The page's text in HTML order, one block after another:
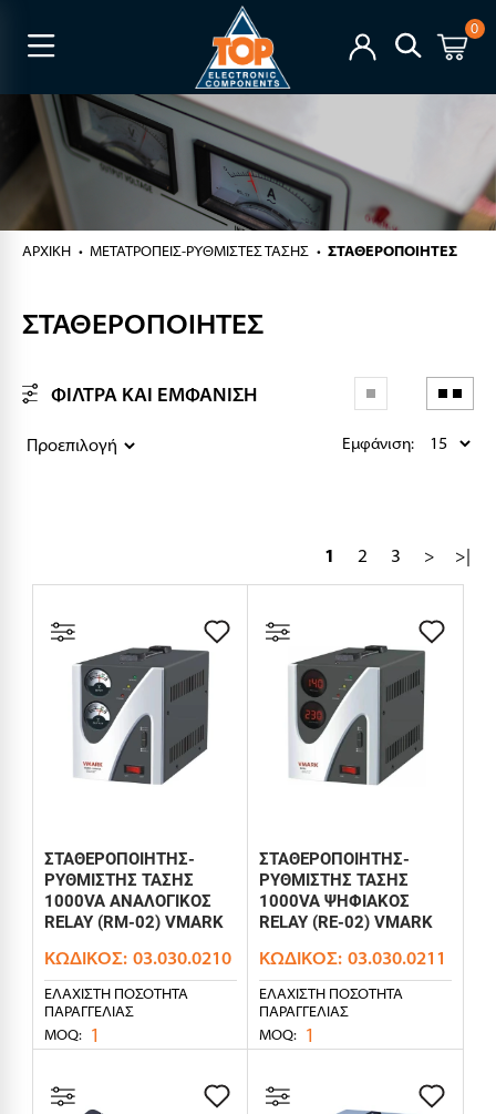
0
ΑΡΧΙΚΉ ΜΕΤΑΤΡΟΠΕΙΣ-ΡΥΘΜΙΣΤΕΣ ΤΑΣΗΣ ΣΤΑΘΕΡΟΠΟΙΗΤΕΣ
ΣΤΑΘΕΡΟΠΟΙΗΤΕΣ
ΦΙΛΤΡΑ ΚΑΙ ΕΜΦΑΝΙΣΗ
Εμφάνιση:
1 2 3 > >|
ΣΤΑΘΕΡΟΠΟΙΗΤΗΣ-
ΡΥΘΜΙΣΤΗΣ ΤΑΣΗΣ
1000VA ΑΝΑΛΟΓΙΚΟΣ
RELAY (RM-02) VMARK
ΚΩΔΙΚΌΣ: 03.030.0210
ΕΛΆΧΙΣΤΗ ΠΟΣΌΤΗΤΑ
ΠΑΡΑΓΓΕΛΊΑΣ
MOQ: 1
ΣΤΑΘΕΡΟΠΟΙΗΤΗΣ-
ΡΥΘΜΙΣΤΗΣ ΤΑΣΗΣ
1000VA ΨΗΦΙΑΚΟΣ
RELAY (RE-02) VMARK
ΚΩΔΙΚΌΣ: 03.030.0211
ΕΛΆΧΙΣΤΗ ΠΟΣΌΤΗΤΑ
ΠΑΡΑΓΓΕΛΊΑΣ
MOQ: 1